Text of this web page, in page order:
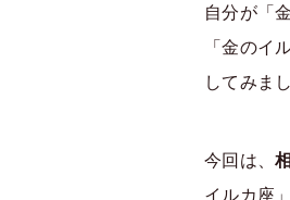
自分が「
「金のイ
してみま
今回は、
イルカ座